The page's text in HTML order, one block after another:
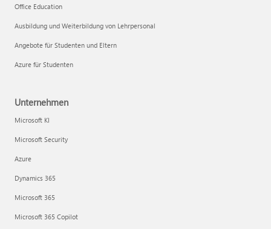
Office Education
Ausbildung und Weiterbildung von Lehrpersonal
Angebote für Studenten und Eltern
Azure für Studenten
Unternehmen
Microsoft KI
Microsoft Security
Azure
Dynamics 365
Microsoft 365
Microsoft 365 Copilot